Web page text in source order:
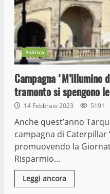
Politica
Campagna
tramonto si spengono
14 Febbraio 2023 5191
Anche quest’anno
campagna di Caterpillar
promuovendo la
Risparmio...
Leggi ancora